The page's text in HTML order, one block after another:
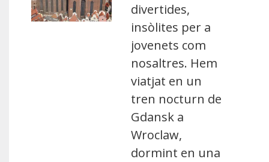
divertides,
insòlites per a
jovenets com
nosaltres. Hem
viatjat en un
tren nocturn de
Gdansk a
Wroclaw,
dormint en una